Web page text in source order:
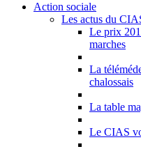
Action sociale
Les actus du
Le prix
marches
La
chalossais
La table
Le CIAS